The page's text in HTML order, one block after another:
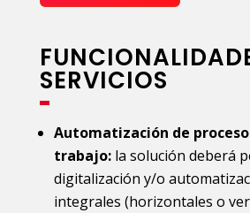
SERVICIOS
Automatización de
trabajo: la solución deberá
digitalización y/o
integrales (horizontales o